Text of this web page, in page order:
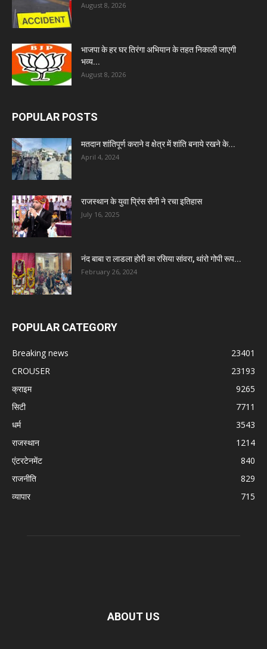
August 8, 2026
भाजपा के हर घर तिरंगा अभियान के तहत निकाली जाएगी
भव्य...
August 8, 2026
POPULAR POSTS
मतदान शांतिपूर्ण कराने व क्षेत्र में शांति बनाये रखने के...
April 4, 2024
राजस्थान के युवा प्रिंस सैनी ने रचा इतिहास
July 16, 2025
नंद बाबा रा लाडला होरी का रसिया सांवरा, थांरो गोपी रूप...
February 26, 2024
POPULAR CATEGORY
Breaking news
23401
CROUSER
23193
क्राइम
9265
सिटी
7711
धर्म
3543
राजस्थान
1214
एंटरटेनमेंट
840
राजनीति
829
व्यापार
715
ABOUT US